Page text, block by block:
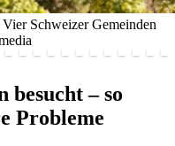
Schweizer Gemeinden
besucht – so
Probleme